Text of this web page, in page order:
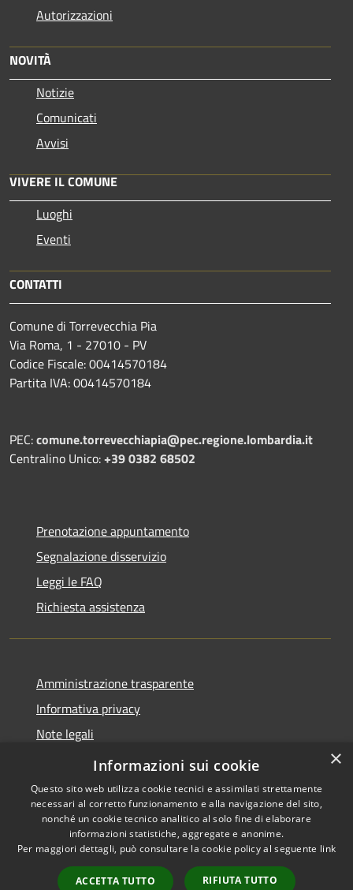
Autorizzazioni
NOVITÀ
Notizie
Comunicati
Avvisi
VIVERE IL COMUNE
Luoghi
Eventi
CONTATTI
Comune di Torrevecchia Pia
Via Roma, 1 - 27010 - PV
Codice Fiscale: 00414570184
Partita IVA: 00414570184
PEC:comune.torrevecchiapia@pec.regione.lombardia.it
Centralino Unico:+39 0382 68502
Prenotazione appuntamento
Segnalazione disservizio
Leggi le FAQ
Richiesta assistenza
Amministrazione trasparente
Informativa privacy
Note legali
Dichiarazione di accessibilità
Accessibilità
Copyright © 2026 • Comune di
Torrevecchia Pia • Powered by
Municipium•
Accesso
×
Informazioni sui cookie
Questo sito web utilizza cookie tecnici e assimilati strettamente
necessari al corretto funzionamento e alla navigazione del sito,
nonché un cookie tecnico analitico al solo fine di elaborare
informazioni statistiche, aggregate e anonime.
Per maggiori dettagli, può consultare la cookie policy al seguente link
ACCETTA TUTTO RIFIUTA TUTTO